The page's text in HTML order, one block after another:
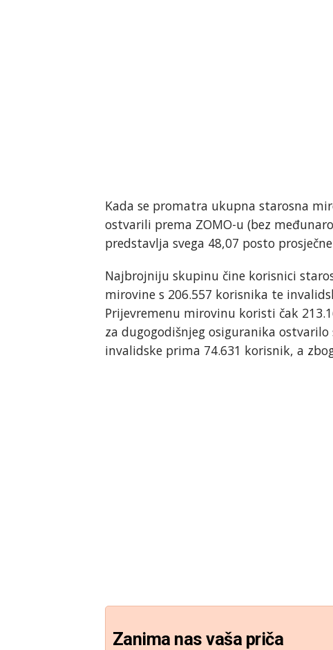
Kada se promatra ukupna starosna
ostvarili prema ZOMO-u (bez
predstavlja svega 48,07 posto
Najbrojniju skupinu čine korisnici
mirovine s 206.557 korisnika te
Prijevremenu mirovinu koristi čak
za dugogodišnjeg osiguranika
invalidske prima 74.631 korisnik, a
Zanima nas vaša priča